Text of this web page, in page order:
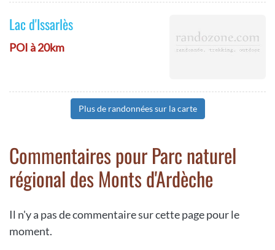
Lac d'Issarlès
POI à 20km
Plus de randonnées sur la carte
Commentaires pour Parc naturel
régional des Monts d'Ardèche
Il n'y a pas de commentaire sur cette page pour le
moment.